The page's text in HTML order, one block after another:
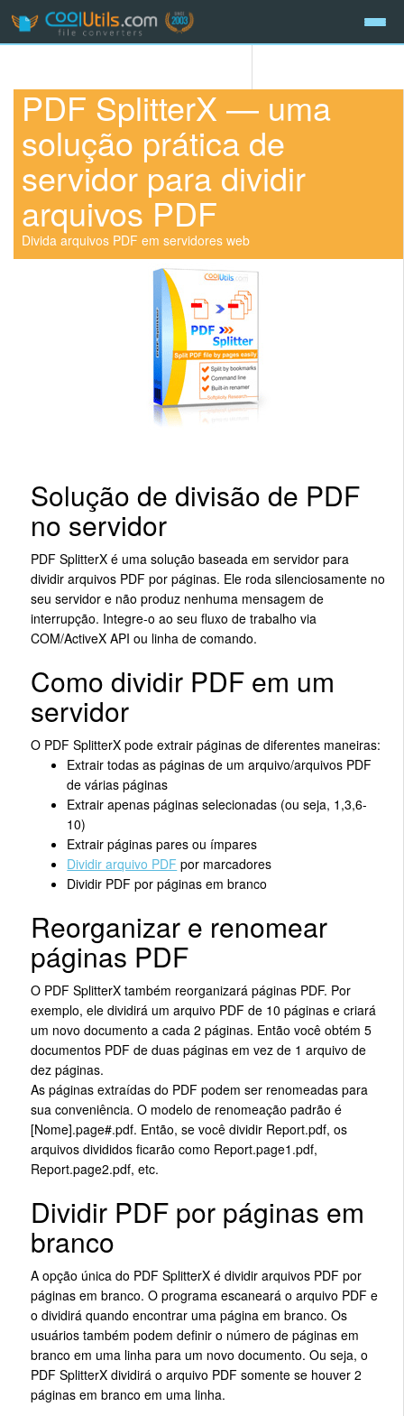
PDF SplitterX — uma
solução prática de
servidor para dividir
arquivos PDF
Divida arquivos PDF em servidores web
Solução de divisão de PDF
no servidor
PDF SplitterX é uma solução baseada em servidor para
dividir arquivos PDF por páginas. Ele roda silenciosamente no
seu servidor e não produz nenhuma mensagem de
interrupção. Integre-o ao seu fluxo de trabalho via
COM/ActiveX API ou linha de comando.
Como dividir PDF em um
servidor
O PDF SplitterX pode extrair páginas de diferentes maneiras:
Extrair todas as páginas de um arquivo/arquivos PDF
de várias páginas
Extrair apenas páginas selecionadas (ou seja, 1,3,6-
10)
Extrair páginas pares ou ímpares
Dividir arquivo PDF por marcadores
Dividir PDF por páginas em branco
Reorganizar e renomear
páginas PDF
O PDF SplitterX também reorganizará páginas PDF. Por
exemplo, ele dividirá um arquivo PDF de 10 páginas e criará
um novo documento a cada 2 páginas. Então você obtém 5
documentos PDF de duas páginas em vez de 1 arquivo de
dez páginas.
As páginas extraídas do PDF podem ser renomeadas para
sua conveniência. O modelo de renomeação padrão é
[Nome].page#.pdf. Então, se você dividir Report.pdf, os
arquivos divididos ficarão como Report.page1.pdf,
Report.page2.pdf, etc.
Dividir PDF por páginas em
branco
A opção única do PDF SplitterX é dividir arquivos PDF por
páginas em branco. O programa escaneará o arquivo PDF e
o dividirá quando encontrar uma página em branco. Os
usuários também podem definir o número de páginas em
branco em uma linha para um novo documento. Ou seja, o
PDF SplitterX dividirá o arquivo PDF somente se houver 2
páginas em branco em uma linha.